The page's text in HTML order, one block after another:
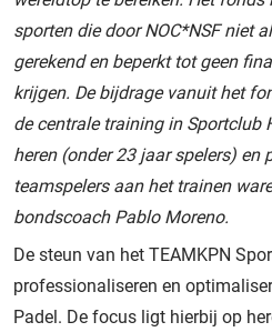
sporten die door NOC*NSF niet
gerekend en beperkt tot geen
krijgen. De bijdrage vanuit het
de centrale training in Sportclub
heren (onder 23 jaar spelers) en
teamspelers aan het trainen
bondscoach Pablo Moreno.
De steun van het TEAMKPN
professionaliseren en
Padel. De focus ligt hierbij op